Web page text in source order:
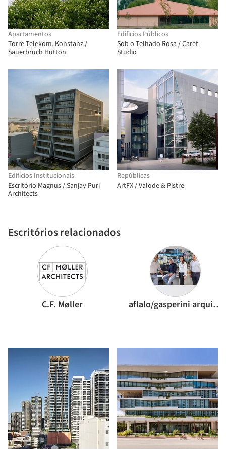
Apartamentos
Torre Telekom, Konstanz /
Sauerbruch Hutton
Edificios Públicos
Sob o Telhado Rosa / Caret
Studio
Edifícios Institucionais
Escritório Magnus / Sanjay Puri
Architects
Escritórios relacionados
C.F. Møller aflalo/gasperini arquitetos
Repúblicas
ArtFX / Valode & Pistre